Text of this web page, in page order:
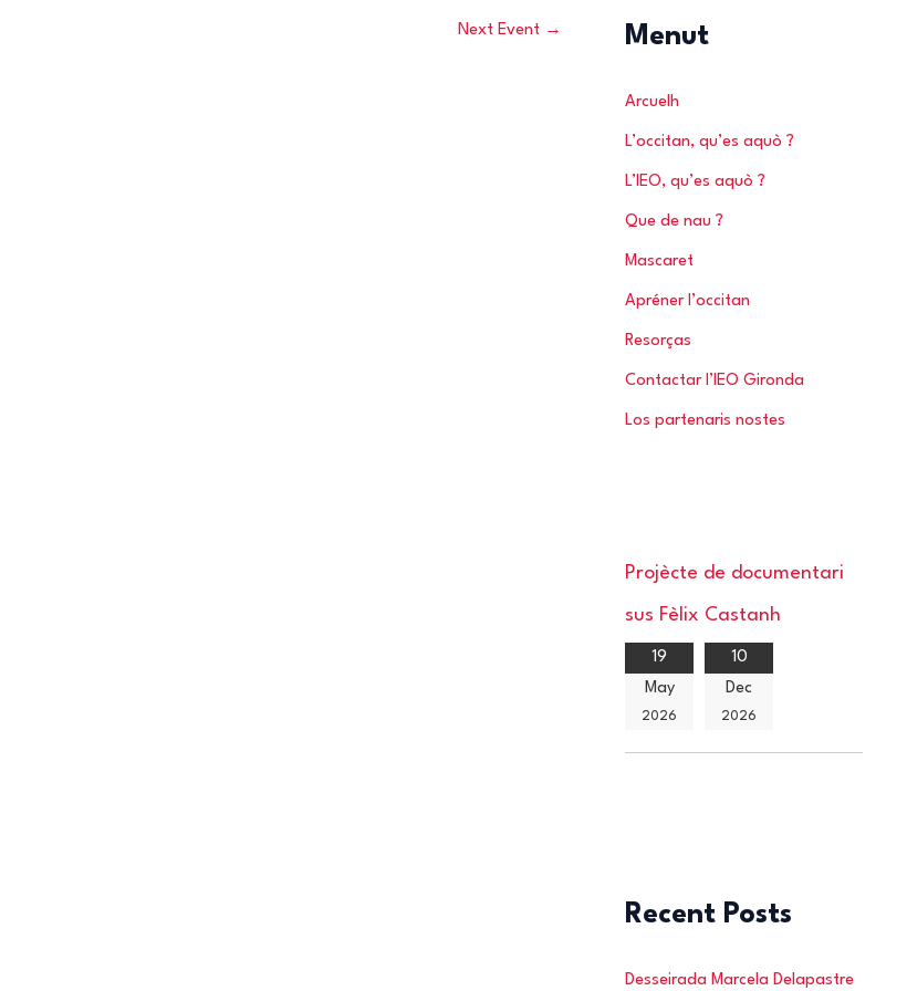
Next Event → h
o
r
:
Menut
Arcuelh
L’occitan, qu’es aquò ?
L’IEO, qu’es aquò ?
Que de nau ?
Mascaret
Apréner l’occitan
Resorças
Contactar l’IEO Gironda
Los partenaris nostes
Projècte de documentari
sus Fèlix Castanh
19
May
2026
10
Dec
2026
Recent Posts
Desseirada Marcela Delapastre